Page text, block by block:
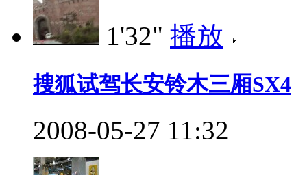
1'32" 播放
搜狐试驾长安铃木三厢SX4
2008-05-27 11:32